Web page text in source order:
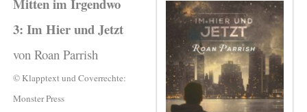
Mitten im Irgendwo
3: Im Hier und Jetzt
von Roan Parrish
© Klapptext und Coverrechte:
Monster Press